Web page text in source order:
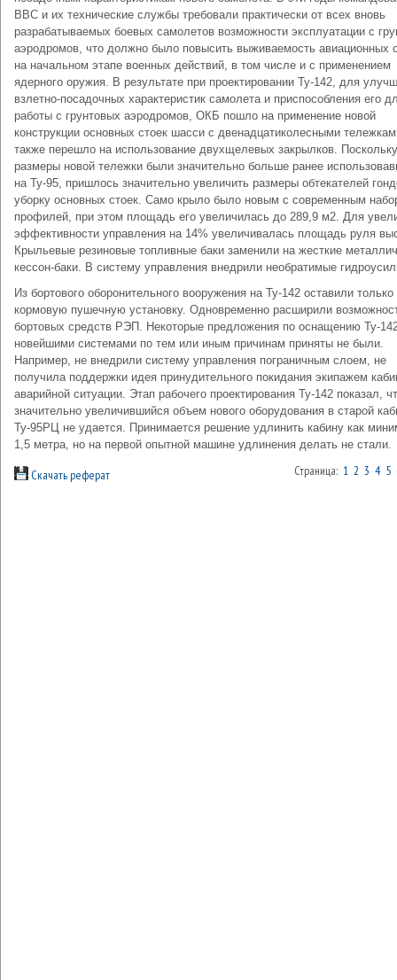
ВВС и их технические службы требовали практически от всех вновь
разрабатываемых боевых самолетов возможности эксплуатации с
аэродромов, что должно было повысить выживаемость авиационных
на начальном этапе военных действий, в том числе и с применением
ядерного оружия. В результате при проектировании Ту-142, для
взлетно-посадочных характеристик самолета и приспособления его
работы с грунтовых аэродромов, ОКБ пошло на применение новой
конструкции основных стоек шасси с двенадцатиколесными
также перешло на использование двухщелевых закрылков. Поскольку
размеры новой тележки были значительно больше ранее
на Ту-95, пришлось значительно увеличить размеры обтекателей
уборку основных стоек. Само крыло было новым с современным
профилей, при этом площадь его увеличилась до 289,9 м2. Для
эффективности управления на 14% увеличивалась площадь руля
Крыльевые резиновые топливные баки заменили на жесткие
кессон-баки. В систему управления внедрили необратимые
Из бортового оборонительного вооружения на Ту-142 оставили только
кормовую пушечную установку. Одновременно расширили
бортовых средств РЭП. Некоторые предложения по оснащению Ту-
новейшими системами по тем или иным причинам приняты не были.
Например, не внедрили систему управления пограничным слоем, не
получила поддержки идея принудительного покидания экипажем
аварийной ситуации. Этап рабочего проектирования Ту-142 показал,
значительно увеличившийся объем нового оборудования в старой
Ту-95РЦ не удается. Принимается решение удлинить кабину как
1,5 метра, но на первой опытной машине удлинения делать не стали.
Скачать реферат Страница: 1 2 3 4 5